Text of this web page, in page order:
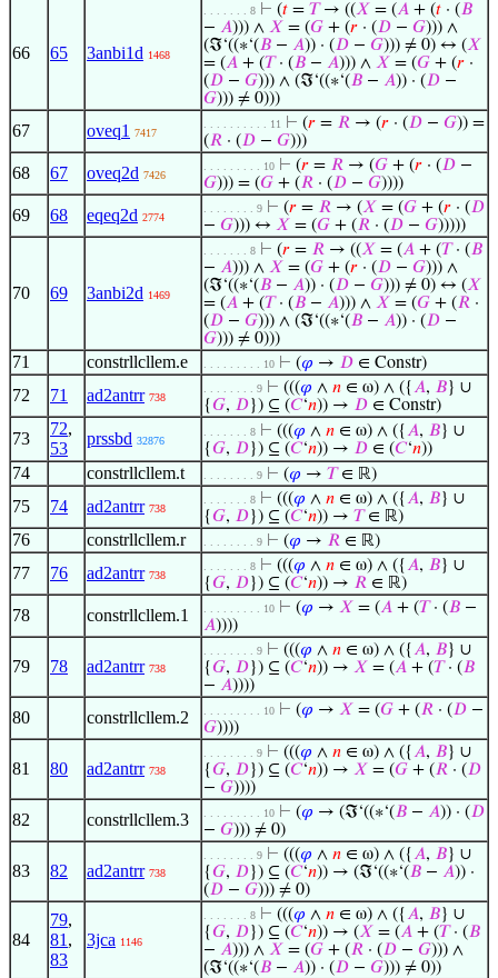
66 65 3anbi1d 1468
. . . . . . . 8 ⊢ (𝑡 = 𝑇→ ((𝑋 = (𝐴 + (𝑡 · (𝐵
− 𝐴))) ∧ 𝑋 = (𝐺 + (𝑟 · (𝐷 − 𝐺))) ∧
(ℑ‘((∗‘(𝐵 − 𝐴)) · (𝐷 − 𝐺))) ≠ 0) ↔ (𝑋
= (𝐴 + (𝑇· (𝐵 − 𝐴))) ∧ 𝑋 = (𝐺 + (𝑟 ·
(𝐷 − 𝐺))) ∧ (ℑ‘((∗‘(𝐵 − 𝐴)) · (𝐷 −
𝐺))) ≠ 0)))
67 oveq1 7417
. . . . . . . . . . 11 ⊢ (𝑟 = 𝑅 → (𝑟 · (𝐷 − 𝐺)) =
(𝑅 · (𝐷 − 𝐺)))
68 67 oveq2d 7426
. . . . . . . . . 10 ⊢ (𝑟 = 𝑅 → (𝐺 + (𝑟 · (𝐷 −
𝐺))) = (𝐺 + (𝑅 · (𝐷 − 𝐺))))
69 68 eqeq2d 2774
. . . . . . . . 9 ⊢ (𝑟 = 𝑅 → (𝑋 = (𝐺 + (𝑟 · (𝐷
− 𝐺))) ↔ 𝑋 = (𝐺 + (𝑅 · (𝐷 − 𝐺)))))
70 69 3anbi2d 1469
. . . . . . . 8 ⊢ (𝑟 = 𝑅 → ((𝑋 = (𝐴 + (𝑇· (𝐵
− 𝐴))) ∧ 𝑋 = (𝐺 + (𝑟 · (𝐷 − 𝐺))) ∧
(ℑ‘((∗‘(𝐵 − 𝐴)) · (𝐷 − 𝐺))) ≠ 0) ↔ (𝑋
= (𝐴 + (𝑇· (𝐵 − 𝐴))) ∧ 𝑋 = (𝐺 + (𝑅 ·
(𝐷 − 𝐺))) ∧ (ℑ‘((∗‘(𝐵 − 𝐴)) · (𝐷 −
𝐺))) ≠ 0)))
71 constrllcllem.e . . . . . . . . . 10 ⊢ (𝜑 → 𝐷 ∈ Constr)
72 71 ad2antrr 738
. . . . . . . . 9 ⊢ (((𝜑 ∧ 𝑛 ∈ ω) ∧ ({𝐴, 𝐵} ∪
{𝐺, 𝐷}) ⊆ (𝐶‘𝑛)) → 𝐷 ∈ Constr)
73
72,
53
prssbd 32876
. . . . . . . 8 ⊢ (((𝜑 ∧ 𝑛 ∈ ω) ∧ ({𝐴, 𝐵} ∪
{𝐺, 𝐷}) ⊆ (𝐶‘𝑛)) → 𝐷 ∈ (𝐶‘𝑛))
74 constrllcllem.t . . . . . . . . 9 ⊢ (𝜑 → 𝑇∈ ℝ)
75 74 ad2antrr 738
. . . . . . . 8 ⊢ (((𝜑 ∧ 𝑛 ∈ ω) ∧ ({𝐴, 𝐵} ∪
{𝐺, 𝐷}) ⊆ (𝐶‘𝑛)) → 𝑇∈ ℝ)
76 constrllcllem.r . . . . . . . . 9 ⊢ (𝜑 → 𝑅 ∈ ℝ)
77 76 ad2antrr 738
. . . . . . . 8 ⊢ (((𝜑 ∧ 𝑛 ∈ ω) ∧ ({𝐴, 𝐵} ∪
{𝐺, 𝐷}) ⊆ (𝐶‘𝑛)) → 𝑅 ∈ ℝ)
78 constrllcllem.1 . . . . . . . . . 10 ⊢ (𝜑 → 𝑋 = (𝐴 + (𝑇· (𝐵 −
𝐴))))
79 78 ad2antrr 738
. . . . . . . . 9 ⊢ (((𝜑 ∧ 𝑛 ∈ ω) ∧ ({𝐴, 𝐵} ∪
{𝐺, 𝐷}) ⊆ (𝐶‘𝑛)) → 𝑋 = (𝐴 + (𝑇· (𝐵
− 𝐴))))
80 constrllcllem.2 . . . . . . . . . 10 ⊢ (𝜑 → 𝑋 = (𝐺 + (𝑅 · (𝐷 −
𝐺))))
81 80 ad2antrr 738
. . . . . . . . 9 ⊢ (((𝜑 ∧ 𝑛 ∈ ω) ∧ ({𝐴, 𝐵} ∪
{𝐺, 𝐷}) ⊆ (𝐶‘𝑛)) → 𝑋 = (𝐺 + (𝑅 · (𝐷
− 𝐺))))
82 constrllcllem.3 . . . . . . . . . 10 ⊢ (𝜑 → (ℑ‘((∗‘(𝐵 − 𝐴)) · (𝐷
− 𝐺))) ≠ 0)
83 82 ad2antrr 738
. . . . . . . . 9 ⊢ (((𝜑 ∧ 𝑛 ∈ ω) ∧ ({𝐴, 𝐵} ∪
{𝐺, 𝐷}) ⊆ (𝐶‘𝑛)) → (ℑ‘((∗‘(𝐵 − 𝐴)) ·
(𝐷 − 𝐺))) ≠ 0)
84
79,
81 ,
83
3jca 1146
. . . . . . . 8 ⊢ (((𝜑 ∧ 𝑛 ∈ ω) ∧ ({𝐴, 𝐵} ∪
{𝐺, 𝐷}) ⊆ (𝐶‘𝑛)) → (𝑋 = (𝐴 + (𝑇· (𝐵
− 𝐴))) ∧ 𝑋 = (𝐺 + (𝑅 · (𝐷 − 𝐺))) ∧
(ℑ‘((∗‘(𝐵 − 𝐴)) · (𝐷 − 𝐺))) ≠ 0))